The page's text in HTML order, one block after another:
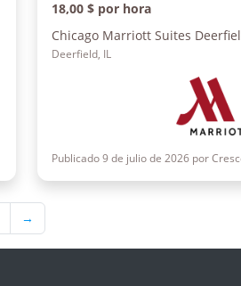
18,00 $ por hora
Chicago Marriott Suites
Deerfield, IL
Publicado 9 de julio de 2026 por
→